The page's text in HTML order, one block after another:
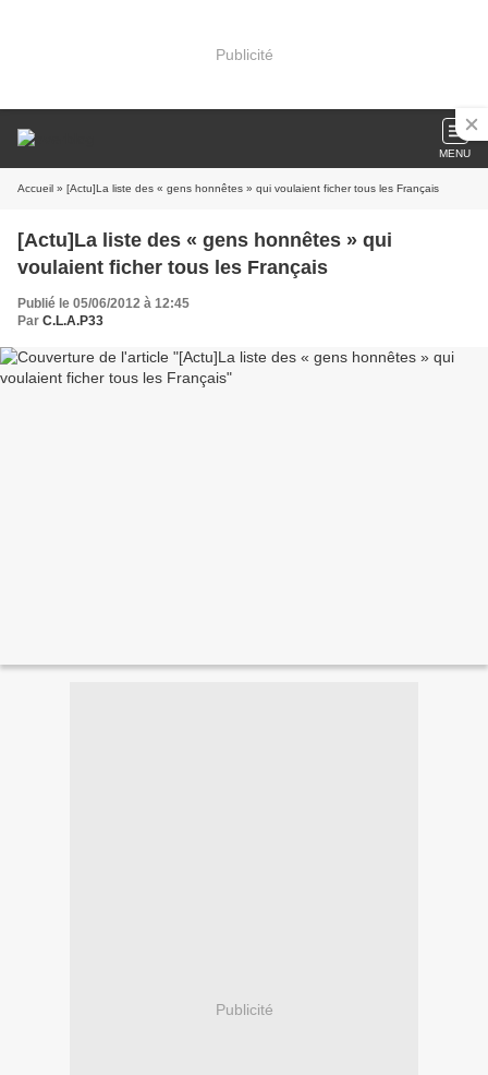
Publicité
MENU
Accueil » [Actu]La liste des « gens honnêtes » qui voulaient ficher tous les Français
[Actu]La liste des « gens honnêtes » qui
voulaient ficher tous les Français
Publié le 05/06/2012 à 12:45
Par C.L.A.P33
Publicité